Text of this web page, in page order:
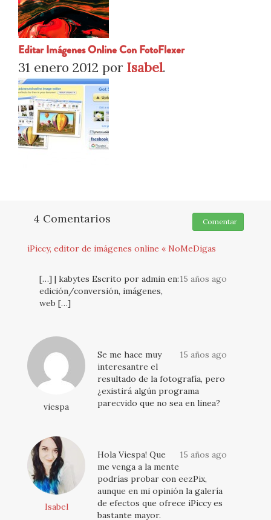
Editar Imágenes Online Con FotoFlexer
31 enero 2012 por Isabel.
4 Comentarios Comentar
iPiccy, editor de imágenes online « NoMeDigas
15 años ago
[…] | kabytes Escrito por admin en:
edición/conversión, imágenes,
web […]
viespa
15 años ago
Se me hace muy
interesantre el
resultado de la fotografía, pero
¿existirá algún programa
parecvido que no sea en linea?
Isabel
15 años ago
Hola Viespa! Que
me venga a la mente
podrías probar con eezPix,
aunque en mi opinión la galería
de efectos que ofrece iPiccy es
bastante mayor.